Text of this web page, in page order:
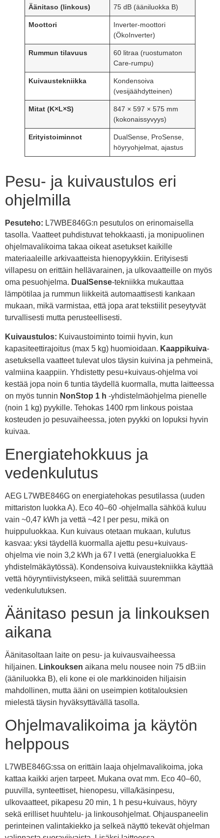
Äänitaso (linkous) 75 dB (ääniluokka B)
Moottori
Inverter-moottori
(ÖkoInverter)
Rummun tilavuus
60 litraa (ruostumaton
Care-rumpu)
Kuivaustekniikka
Kondensoiva
(vesijäähdytteinen)
Mitat (K×L×S)
847 × 597 × 575 mm
(kokonaissyvyys)
Erityistoiminnot
DualSense, ProSense,
höyryohjelmat, ajastus
Pesu- ja kuivaustulos eri
ohjelmilla
Pesuteho: L7WBE846G:n pesutulos on erinomaisella
tasolla. Vaatteet puhdistuvat tehokkaasti, ja monipuolinen
ohjelmavalikoima takaa oikeat asetukset kaikille
materiaaleille arkivaatteista hienopyykkiin. Erityisesti
villapesu on erittäin hellävarainen, ja ulkovaatteille on myös
oma pesuohjelma. DualSense-tekniikka mukauttaa
lämpötilaa ja rummun liikkeitä automaattisesti kankaan
mukaan, mikä varmistaa, että jopa arat tekstiilit peseytyvät
turvallisesti mutta perusteellisesti.
Kuivaustulos: Kuivaustoiminto toimii hyvin, kun
kapasiteettirajoitus (max 5 kg) huomioidaan. Kaappikuiva-
asetuksella vaatteet tulevat ulos täysin kuivina ja pehmeinä,
valmiina kaappiin. Yhdistetty pesu+kuivaus-ohjelma voi
kestää jopa noin 6 tuntia täydellä kuormalla, mutta laitteessa
on myös tunnin NonStop 1 h -yhdistelmäohjelma pienelle
(noin 1 kg) pyykille. Tehokas 1400 rpm linkous poistaa
kosteuden jo pesuvaiheessa, joten pyykki on lopuksi hyvin
kuivaa.
Energiatehokkuus ja
vedenkulutus
AEG L7WBE846G on energiatehokas pesutilassa (uuden
mittariston luokka A). Eco 40–60 -ohjelmalla sähköä kuluu
vain ~0,47 kWh ja vettä ~42 l per pesu, mikä on
huippuluokkaa. Kun kuivaus otetaan mukaan, kulutus
kasvaa: yksi täydellä kuormalla ajettu pesu+kuivaus-
ohjelma vie noin 3,2 kWh ja 67 l vettä (energialuokka E
yhdistelmäkäytössä). Kondensoiva kuivaustekniikka käyttää
vettä höyryntiivistykseen, mikä selittää suuremman
vedenkulutuksen.
Äänitaso pesun ja linkouksen
aikana
Äänitasoltaan laite on pesu- ja kuivausvaiheessa
hiljainen. Linkouksen aikana melu nousee noin 75 dB:iin
(ääniluokka B), eli kone ei ole markkinoiden hiljaisin
mahdollinen, mutta ääni on useimpien kotitalouksien
mielestä täysin hyväksyttävällä tasolla.
Ohjelmavalikoima ja käytön
helppous
L7WBE846G:ssa on erittäin laaja ohjelmavalikoima, joka
kattaa kaikki arjen tarpeet. Mukana ovat mm. Eco 40–60,
puuvilla, synteettiset, hienopesu, villa/käsinpesu,
ulkovaatteet, pikapesu 20 min, 1 h pesu+kuivaus, höyry
sekä erilliset huuhtelu- ja linkousohjelmat. Ohjauspaneelin
perinteinen valintakiekko ja selkeä näyttö tekevät ohjelman